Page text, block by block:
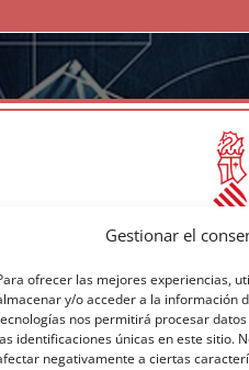
Gestionar el
ofrecer las mejores experiencias,
y/o acceder a la información
nos permitirá procesar
identificaciones únicas en este sitio.
negativamente a ciertas
Plana, Castelló | Tel:964